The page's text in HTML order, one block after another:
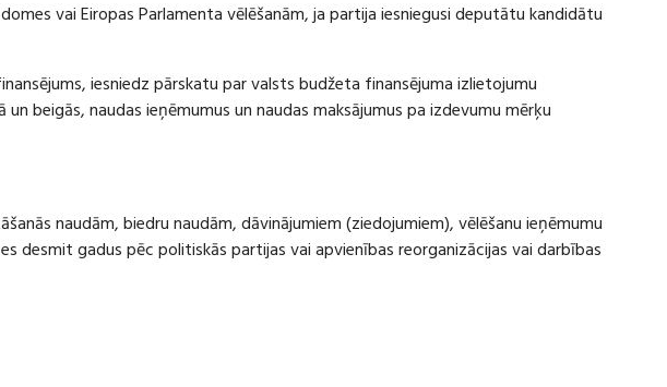
vai Eiropas Parlamenta vēlēšanām, ja partija iesniegusi deputātu kandidātu
iesniedz pārskatu par valsts budžeta finansējuma izlietojumu
beigās, naudas ieņēmumus un naudas maksājumus pa izdevumu mērķu
naudām, biedru naudām, dāvinājumiem (ziedojumiem), vēlēšanu ieņēmumu
desmit gadus pēc politiskās partijas vai apvienības reorganizācijas vai darbības